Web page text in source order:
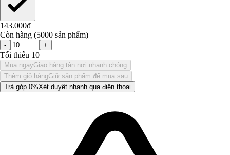
143.000₫
Còn hàng (5000 sản phẩm)
- +
Tối thiểu 10
Mua ngayGiao hàng tận nơi nhanh chóng
Thêm giỏ hàngGiữ sản phẩm để mua sau
Trả góp 0%Xét duyệt nhanh qua điện thoại